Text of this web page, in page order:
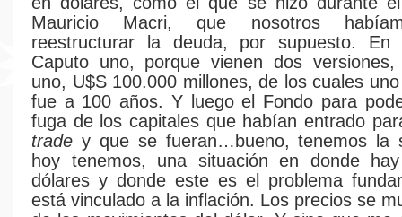
Mauricio Macri, que nosotros
reestructurar la deuda, por supuesto.
Caputo uno, porque vienen dos versiones,
uno, U$S 100.000 millones, de los cuales
fue a 100 años. Y luego el Fondo para
fuga de los capitales que habían entrado
trade y que se fueran…bueno, tenemos la
hoy tenemos, una situación en donde
dólares y donde este es el problema
está vinculado a la inflación. Los precios se